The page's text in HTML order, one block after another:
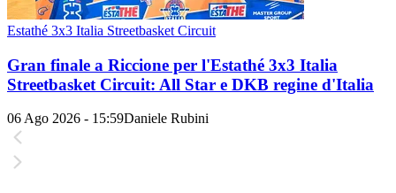
Estathé 3x3 Italia Streetbasket Circuit
Gran finale a Riccione per l'Estathé 3x3 Italia
Streetbasket Circuit: All Star e DKB regine d'Italia
06 Ago 2026 - 15:59Daniele Rubini